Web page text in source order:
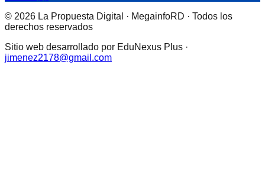
© 2026 La Propuesta Digital · MegainfoRD · Todos los
derechos reservados
Sitio web desarrollado por EduNexus Plus ·
jimenez2178@gmail.com